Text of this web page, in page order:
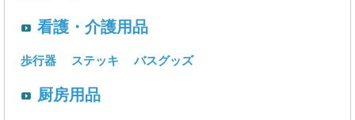
看護・介護用品
歩行器 ステッキ バスグッズ
厨房用品